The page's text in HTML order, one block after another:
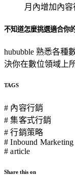
月內增加內容
不知道怎麼挑選適合你
hububble 熟悉各種
決你在數位領域上
TAGS
# 內容行銷
# 集客式行銷
# 行銷策略
# Inbound Marketing
# article
Share this on